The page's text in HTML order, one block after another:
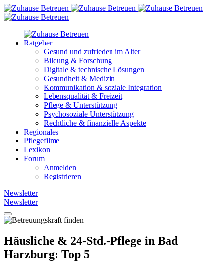
Ratgeber
Gesund und zufrieden im Alter
Bildung & Forschung
Digitale & technische Lösungen
Gesundheit & Medizin
Kommunikation & soziale Integration
Lebensqualität & Freizeit
Pflege & Unterstützung
Psychosoziale Unterstützung
Rechtliche & finanzielle Aspekte
Regionales
Pflegefilme
Lexikon
Forum
Anmelden
Registrieren
Newsletter
Newsletter
Häusliche & 24-Std.-Pflege in Bad
Harzburg: Top 5